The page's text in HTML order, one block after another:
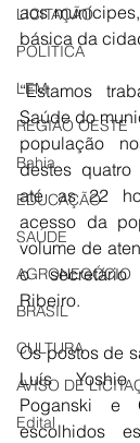
LICITAÇÃO
POLÍTICA
LEM
REGIÃO OESTE
Bahia
EDUCAÇÃO
SAÚDE
AGRONEGÓCIO
BRASIL
CULTURA
AVISO DE
Edital
aos
básica da
“Estamos
Saúde do
população
destes quatro
até as 22
acesso da
volume de
o secretário
Ribeiro.
Os postos de
Luís
Poganski e
escolhidos